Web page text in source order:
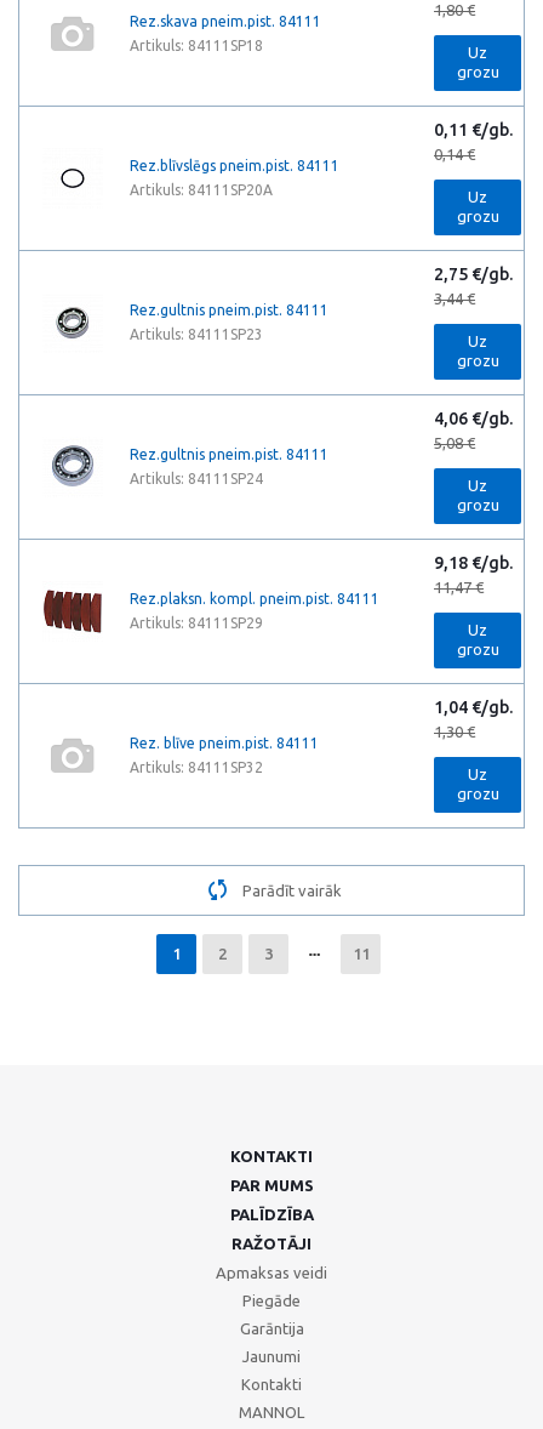
Rez.skava pneim.pist. 84111
Artikuls: 84111SP18
1,80 €
Uz
grozu
Rez.blīvslēgs pneim.pist. 84111
Artikuls: 84111SP20A
0,11 €/gb.
0,14 €
Uz
grozu
Rez.gultnis pneim.pist. 84111
Artikuls: 84111SP23
2,75 €/gb.
3,44 €
Uz
grozu
Rez.gultnis pneim.pist. 84111
Artikuls: 84111SP24
4,06 €/gb.
5,08 €
Uz
grozu
Rez.plaksn. kompl. pneim.pist. 84111
Artikuls: 84111SP29
9,18 €/gb.
11,47 €
Uz
grozu
Rez. blīve pneim.pist. 84111
Artikuls: 84111SP32
1,04 €/gb.
1,30 €
Uz
grozu
Parādīt vairāk
1 2 3 11
KONTAKTI
PAR MUMS
PALĪDZĪBA
RAŽOTĀJI
Apmaksas veidi
Piegāde
Garāntija
Jaunumi
Kontakti
MANNOL